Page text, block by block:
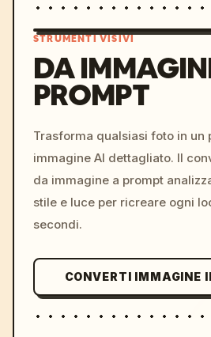
STRUMENTI VISIVI
DA
PROMPT
Trasforma qualsiasi foto in un
immagine AI dettagliato. Il
da immagine a prompt
stile e luce per ricreare ogni
secondi.
CONVERTI IMMAGINE